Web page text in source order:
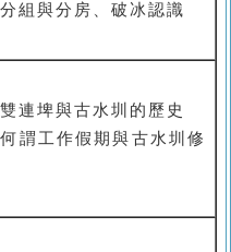
組與分房、破冰認識
連埤與古水圳的歷史
謂工作假期與古水圳修